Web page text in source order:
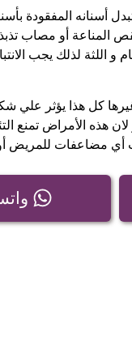
أسنانه
المناعة أو مصاب
و اللثة لذلك يجب
كل هذا يؤثر علي
لان هذه الأمراض تمنع
أي مضاعفات للمريض